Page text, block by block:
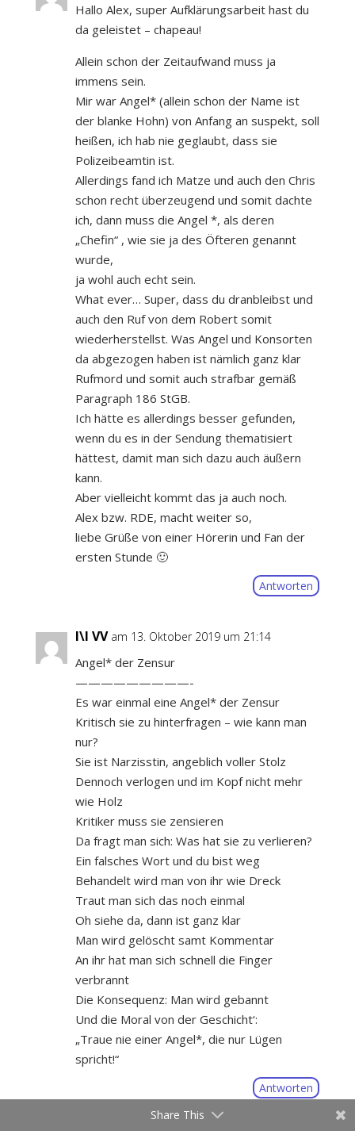
Hallo Alex, super Aufklärungsarbeit hast du
da geleistet – chapeau!
Allein schon der Zeitaufwand muss ja
immens sein.
Mir war Angel* (allein schon der Name ist
der blanke Hohn) von Anfang an suspekt, soll
heißen, ich hab nie geglaubt, dass sie
Polizeibeamtin ist.
Allerdings fand ich Matze und auch den Chris
schon recht überzeugend und somit dachte
ich, dann muss die Angel *, als deren
„Chefin“ , wie sie ja des Öfteren genannt
wurde,
ja wohl auch echt sein.
What ever… Super, dass du dranbleibst und
auch den Ruf von dem Robert somit
wiederherstellst. Was Angel und Konsorten
da abgezogen haben ist nämlich ganz klar
Rufmord und somit auch strafbar gemäß
Paragraph 186 StGB.
Ich hätte es allerdings besser gefunden,
wenn du es in der Sendung thematisiert
hättest, damit man sich dazu auch äußern
kann.
Aber vielleicht kommt das ja auch noch.
Alex bzw. RDE, macht weiter so,
liebe Grüße von einer Hörerin und Fan der
ersten Stunde 🙂
Antworten
I\I VV am 13. Oktober 2019 um 21:14
Angel* der Zensur
—————————-
Es war einmal eine Angel* der Zensur
Kritisch sie zu hinterfragen – wie kann man
nur?
Sie ist Narzisstin, angeblich voller Stolz
Dennoch verlogen und im Kopf nicht mehr
wie Holz
Kritiker muss sie zensieren
Da fragt man sich: Was hat sie zu verlieren?
Ein falsches Wort und du bist weg
Behandelt wird man von ihr wie Dreck
Traut man sich das noch einmal
Oh siehe da, dann ist ganz klar
Man wird gelöscht samt Kommentar
An ihr hat man sich schnell die Finger
verbrannt
Die Konsequenz: Man wird gebannt
Und die Moral von der Geschicht‘:
„Traue nie einer Angel*, die nur Lügen
spricht!“
Antworten
Share This